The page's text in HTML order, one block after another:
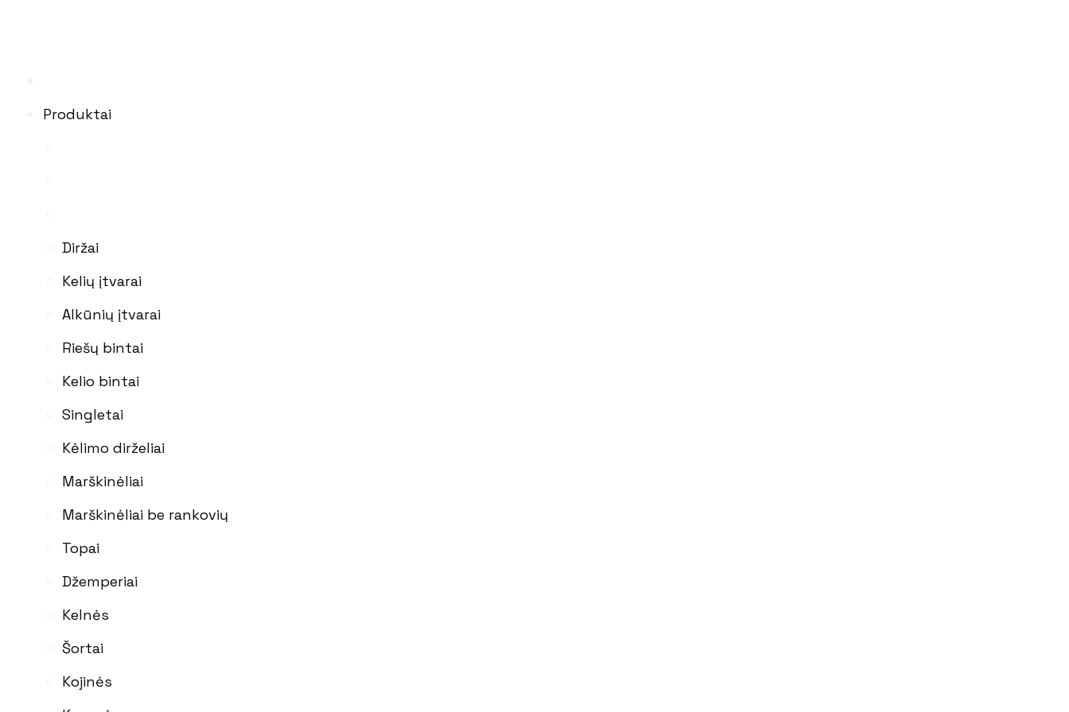
Produktai
Diržai
Kelių įtvarai
Alkūnių įtvarai
Riešų bintai
Kelio bintai
Singletai
Kėlimo dirželiai
Marškinėliai
Marškinėliai be rankovių
Topai
Džemperiai
Kelnės
Šortai
Kojinės